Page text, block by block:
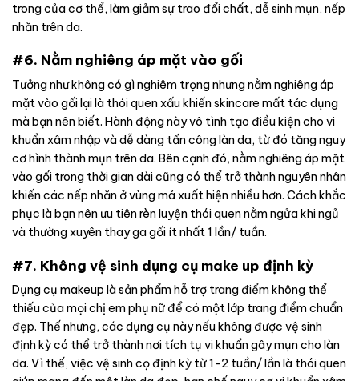
trong của cơ thể, làm giảm sự trao đổi chất, dễ sinh mụn, nếp
nhăn trên da.
#6. Nằm nghiêng áp mặt vào gối
Tưởng như không có gì nghiêm trọng nhưng nằm nghiêng áp
mặt vào gối lại là thói quen xấu khiến skincare mất tác dụng
mà bạn nên biết. Hành động này vô tình tạo điều kiện cho vi
khuẩn xâm nhập và dễ dàng tấn công làn da, từ đó tăng nguy
cơ hình thành mụn trên da. Bên cạnh đó, nằm nghiêng áp mặt
vào gối trong thời gian dài cũng có thể trở thành nguyên nhân
khiến các nếp nhăn ở vùng má xuất hiện nhiều hơn. Cách khắc
phục là bạn nên ưu tiên rèn luyện thói quen nằm ngửa khi ngủ
và thường xuyên thay ga gối ít nhất 1 lần/ tuần.
#7. Không vệ sinh dụng cụ make up định kỳ
Dụng cụ makeup là sản phẩm hỗ trợ trang điểm không thể
thiếu của mọi chị em phụ nữ để có một lớp trang điểm chuẩn
đẹp. Thế nhưng, các dụng cụ này nếu không được vệ sinh
định kỳ có thể trở thành nơi tích tụ vi khuẩn gây mụn cho làn
da. Vì thế, việc vệ sinh cọ định kỳ từ 1-2 tuần/ lần là thói quen